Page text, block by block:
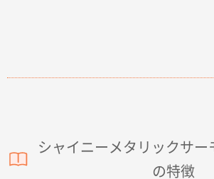
シャイニーメタリックサー
の特徴